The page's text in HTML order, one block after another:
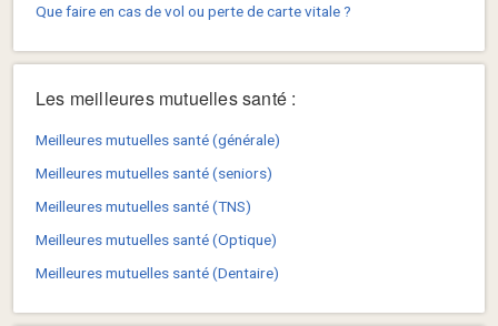
Que faire en cas de vol ou perte de carte vitale ?
Les meilleures mutuelles santé :
Meilleures mutuelles santé (générale)
Meilleures mutuelles santé (seniors)
Meilleures mutuelles santé (TNS)
Meilleures mutuelles santé (Optique)
Meilleures mutuelles santé (Dentaire)